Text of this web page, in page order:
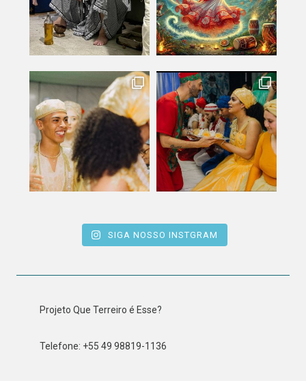
SIGA NOSSO INSTGRAM
Projeto Que Terreiro é Esse?
Telefone: +55 49 98819-1136